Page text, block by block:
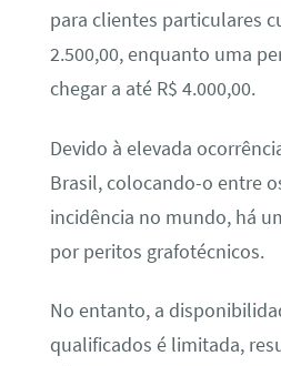
para clientes particulares
2.500,00, enquanto uma
chegar a até R$ 4.000,00.
Devido à elevada
Brasil, colocando-o entre
incidência no mundo, há
por peritos grafotécnicos.
No entanto, a
qualificados é limitada,